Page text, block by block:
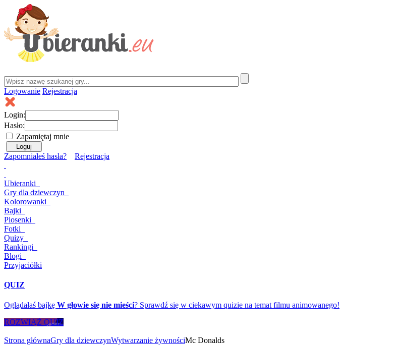
Logowanie Rejestracja
Login:
Hasło:
Zapamiętaj mnie
Zapomniałeś hasła? Rejestracja
Ubieranki
Gry dla dziewczyn
Kolorowanki
Bajki
Piosenki
Fotki
Quizy
Rankingi
Blogi
Przyjaciółki
QUIZ
Oglądałaś bajkę W głowie się nie mieści? Sprawdź się w ciekawym quizie na temat filmu animowanego!
ROZWIĄŻ QUIZ
Strona głównaGry dla dziewczynWytwarzanie żywnościMc Donalds